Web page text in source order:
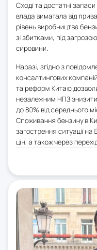
Сході та достатні
влада вимагала від
рівень виробництва
зі збитками, під
сировини.
Наразі, згідно з
консалтингових
та реформ Китаю
незалежним НПЗ
до 80% від середнього
Споживання бензину в
загострення ситуації
цін, а також через